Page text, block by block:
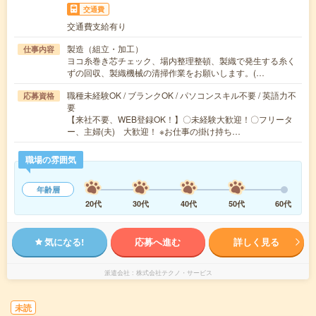
交通費
交通費支給有り
仕事内容
製造（組立・加工）
ヨコ糸巻き芯チェック、場内整理整頓、製織で発生する糸く
ずの回収、製織機械の清掃作業をお願いします。(…
応募資格
職種未経験OK / ブランクOK / パソコンスキル不要 / 英語力不
要
【来社不要、WEB登録OK！】〇未経験大歓迎！〇フリータ
ー、主婦(夫) 大歓迎！ ※お仕事の掛け持ち…
職場の雰囲気
年齢層
20代
30代 40代 50代 60代
気になる! 応募へ進む 詳しく見る
派遣会社 株式会社テクノ・サービス
未読